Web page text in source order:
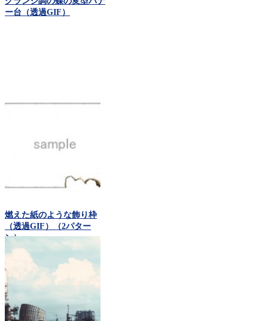
ー台（透過GIF）
燃えた紙のような飾り枠
（透過GIF）（2パター
ン）